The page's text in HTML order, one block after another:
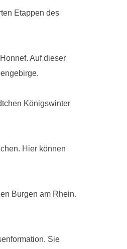
Etappen des
Auf dieser
Königswinter
Hier können
Burgen am Rhein.
Sie